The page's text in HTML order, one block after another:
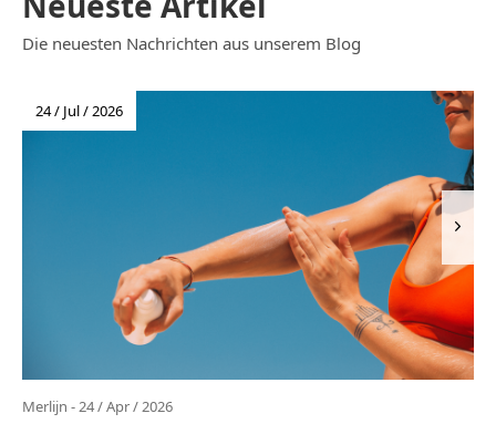
Die neuesten Nachrichten aus unserem Blog
24 / Jul / 2026
Merlijn - 24 / Apr / 2026